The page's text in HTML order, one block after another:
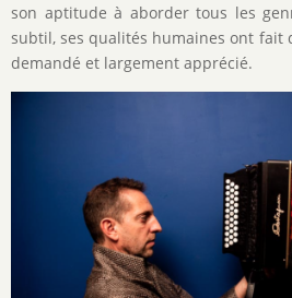
son aptitude à aborder tous les
subtil, ses qualités humaines ont fait
demandé et largement apprécié.